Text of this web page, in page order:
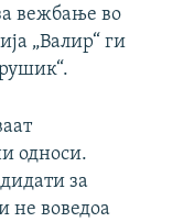
вежбање во
„Валир“ ги
односи.
за
не воведоа